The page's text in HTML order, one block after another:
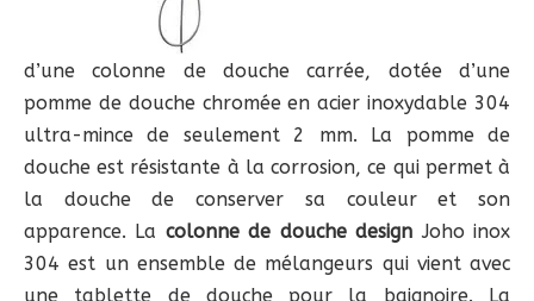
d’une colonne de douche carrée, dotée d’une
pomme de douche chromée en acier inoxydable 304
ultra-mince de seulement 2 mm. La pomme de
douche est résistante à la corrosion, ce qui permet à
la douche de conserver sa couleur et son
apparence. La colonne de douche design Joho inox
304 est un ensemble de mélangeurs qui vient avec
une tablette de douche pour la baignoire. La